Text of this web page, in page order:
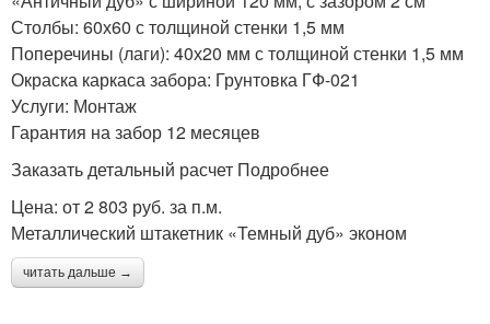
Столбы: 60х60 с толщиной стенки 1,5 мм
Поперечины (лаги): 40х20 мм с толщиной стенки 1,5 мм
Окраска каркаса забора: Грунтовка ГФ-021
Услуги: Монтаж
Гарантия на забор 12 месяцев
Заказать детальный расчет Подробнее
Цена: от 2 803 руб. за п.м.
Металлический штакетник «Темный дуб» эконом
читать дальше →